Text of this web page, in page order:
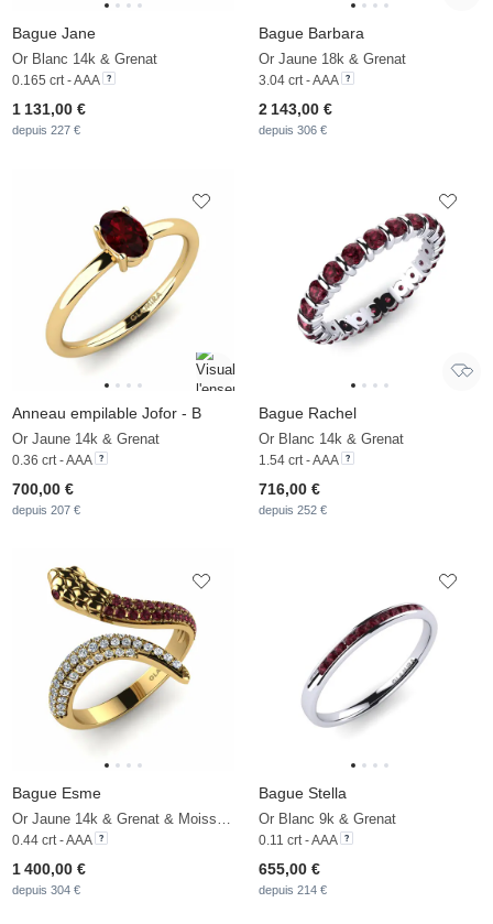
Bague Jane
Or Blanc 14k & Grenat
0.165 crt - AAA
1 131,00 €
depuis 227 €
Bague Barbara
Or Jaune 18k & Grenat
3.04 crt - AAA
2 143,00 €
depuis 306 €
Anneau empilable Jofor - B
Or Jaune 14k & Grenat
0.36 crt - AAA
700,00 €
depuis 207 €
Bague Rachel
Or Blanc 14k & Grenat
1.54 crt - AAA
716,00 €
depuis 252 €
Bague Esme
0.44 crt - AAA
1 400,00 €
depuis 304 €
Bague Stella
Or Blanc 9k & Grenat
0.11 crt - AAA
655,00 €
depuis 214 €